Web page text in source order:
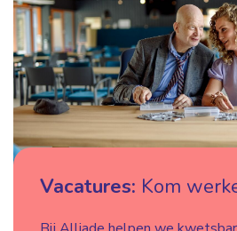
Vacatures: Kom